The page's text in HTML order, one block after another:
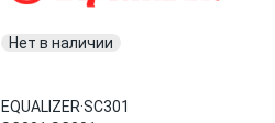
Нет в наличии
EQUALIZER·SC301